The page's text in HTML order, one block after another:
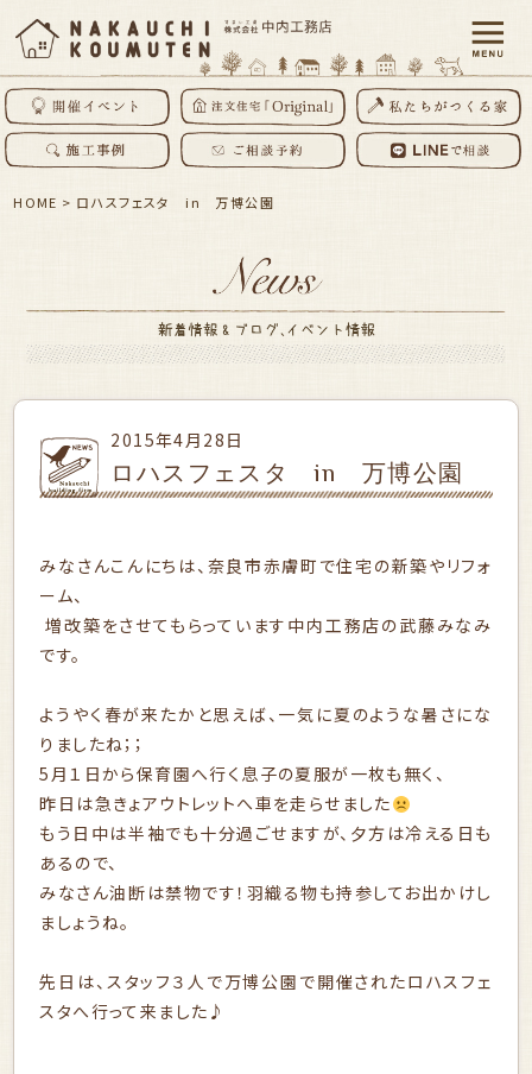
HOME > ロハスフェスタ in 万博公園
2015年4月28日
ロハスフェスタ in 万博公園
みなさんこんにちは、奈良市赤膚町で住宅の新築やリフォ
ーム、
増改築をさせてもらっています中内工務店の武藤みなみ
です。
ようやく春が来たかと思えば、一気に夏のような暑さにな
りましたね；；
5月１日から保育園へ行く息子の夏服が一枚も無く、
昨日は急きょアウトレットへ車を走らせました
もう日中は半袖でも十分過ごせますが、夕方は冷える日も
あるので、
みなさん油断は禁物です！羽織る物も持参してお出かけし
ましょうね。
先日は、スタッフ３人で万博公園で開催されたロハスフェ
スタへ行って来ました♪